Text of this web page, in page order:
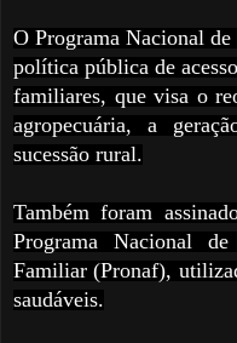
O Programa Nacional
política pública de
familiares, que visa o
agropecuária, a
sucessão rural.
Também foram
Programa Nacional
Familiar (Pronaf),
saudáveis.